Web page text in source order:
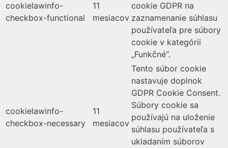
cookielawinfo-
checkbox-functional
11
mesiacov
cookie GDPR na
zaznamenanie súhlasu
používateľa pre súbory
cookie v kategórii
„Funkčné“.
cookielawinfo-
checkbox-necessary
11
mesiacov
Tento súbor cookie
nastavuje doplnok
GDPR Cookie Consent.
Súbory cookie sa
používajú na uloženie
súhlasu používateľa s
ukladaním súborov